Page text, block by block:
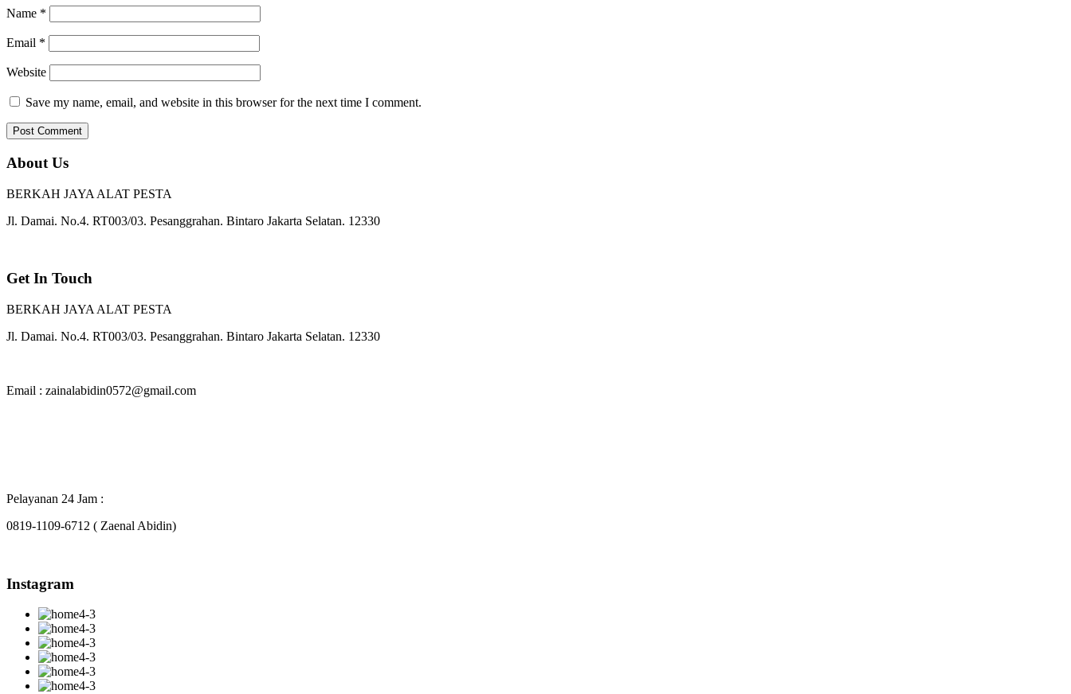
Name *
Email *
Website
Save my name, email, and website in this browser for the next time I comment.
About Us
BERKAH JAYA ALAT PESTA
Jl. Damai. No.4. RT003/03. Pesanggrahan. Bintaro Jakarta Selatan. 12330
Get In Touch
BERKAH JAYA ALAT PESTA
Jl. Damai. No.4. RT003/03. Pesanggrahan. Bintaro Jakarta Selatan. 12330
Email : zainalabidin0572@gmail.com
Pelayanan 24 Jam :
0819-1109-6712 ( Zaenal Abidin)
Instagram